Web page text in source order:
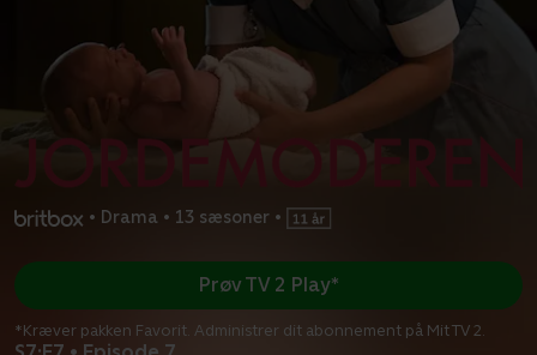
• Drama • 13 sæsoner •
Prøv TV 2 Play*
*Kræver pakken Favorit. Administrer dit abonnement på Mit TV 2.